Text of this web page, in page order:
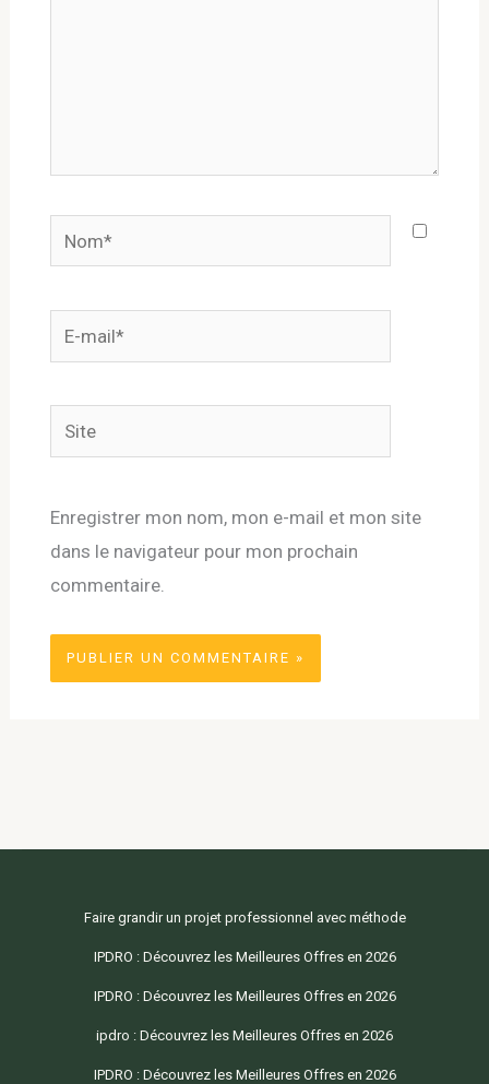
Nom*
mail*
Site
Enregistrer mon nom, mon e-mail et mon site
dans le navigateur pour mon prochain
commentaire.
Faire grandir un projet professionnel avec méthode
IPDRO : Découvrez les Meilleures Offres en 2026
IPDRO : Découvrez les Meilleures Offres en 2026
ipdro : Découvrez les Meilleures Offres en 2026
IPDRO : Découvrez les Meilleures Offres en 2026